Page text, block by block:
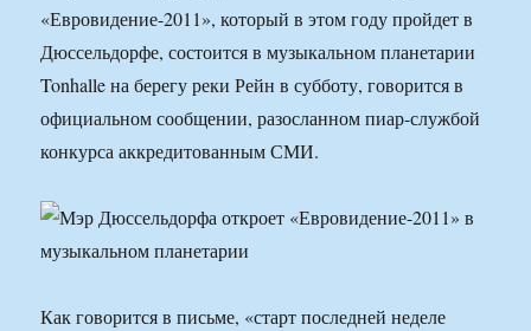
«Евровидение-2011», который в этом году пройдет в
Дюссельдорфе, состоится в музыкальном планетарии
Tonhalle на берегу реки Рейн в субботу, говорится в
официальном сообщении, разосланном пиар-службой
конкурса аккредитованным СМИ.
Как говорится в письме, «старт последней неделе